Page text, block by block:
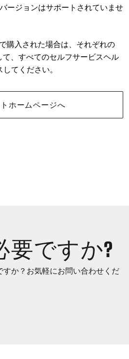
ージョンはサポートされていませ
購入された場合は、それぞれの
て、すべてのセルフサービスヘル
てください。
ホームページへ
要ですか?
すか？お気軽にお問い合わせくだ